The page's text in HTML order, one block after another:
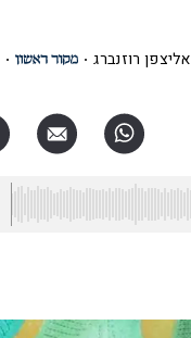
אליצפן רוזנברג